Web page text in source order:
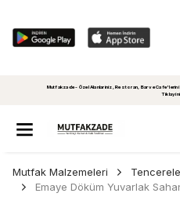
Mutfakzade - Özel Alanlariniz, Restoran, Bar ve
Mutfak Malzemeleri
Emaye Döküm Yuvarlak